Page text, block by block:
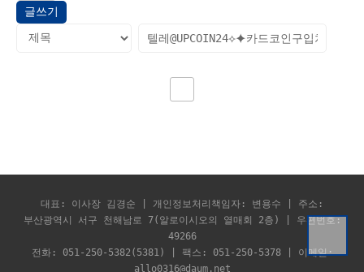
글쓰기
대표: 이사장 김경순 | 개인정보처리책임자: 변용수 | 주소:
부산광역시 서구 천해남로 7(알로이시오의 열매회 2층) | 우편번호:
49266
전화: 051-250-5382(5381) | 팩스: 051-250-5378 | 이메일:
allo0316@daum.net